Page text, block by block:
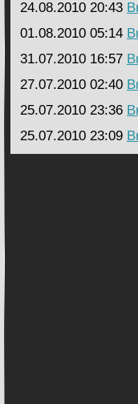
24.08.2010 20:43
01.08.2010 05:14
31.07.2010 16:57
27.07.2010 02:40
25.07.2010 23:36
25.07.2010 23:09